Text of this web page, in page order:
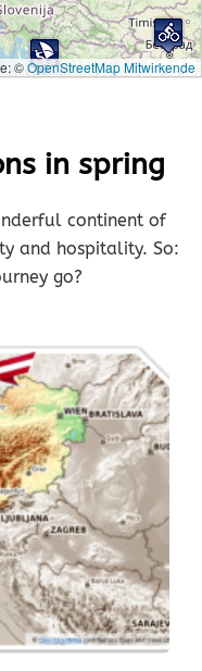
©OpenStreetMap Mitwirkende
in spring
continent of
and hospitality. So:
go?